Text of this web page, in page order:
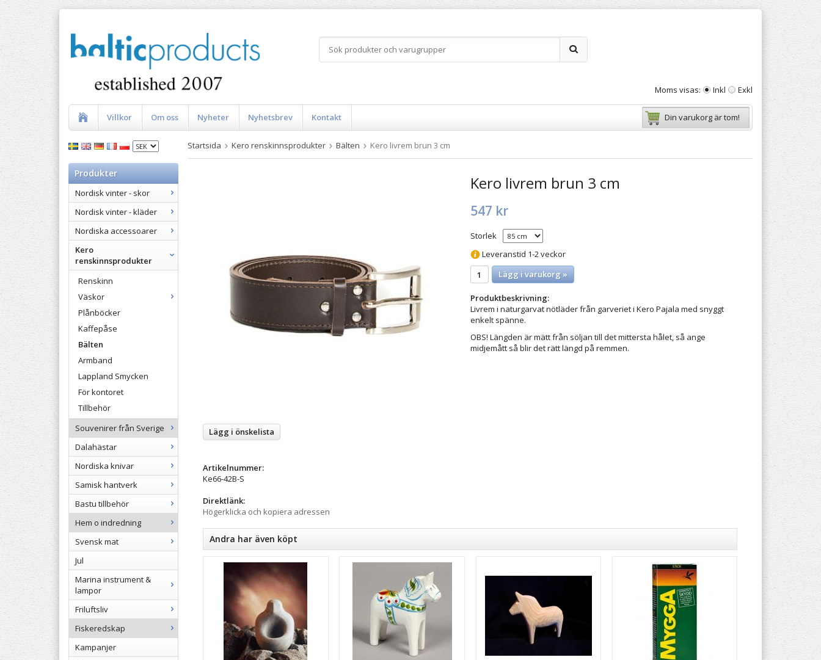
Moms visas: Inkl Exkl
Villkor Om oss Nyheter Nyhetsbrev Kontakt Din varukorg är tom!
Produkter
Nordisk vinter - skor
Nordisk vinter - kläder
Nordiska accessoarer
Kero
renskinnsprodukter
Renskinn
Väskor
Plånböcker
Kaffepåse
Bälten
Armband
Lappland Smycken
För kontoret
Tillbehör
Souvenirer från Sverige
Dalahästar
Nordiska knivar
Samisk hantverk
Bastu tillbehör
Hem o indredning
Svensk mat
Jul
Marina instrument &
lampor
Friluftsliv
Fiskeredskap
Kampanjer
Startsida Kero renskinnsprodukter Bälten Kero livrem brun 3 cm
Kero livrem brun 3 cm
547 kr
Storlek
Leveranstid 1-2 veckor
Lägg i varukorg »
Produktbeskrivning:
Livrem i naturgarvat nötläder från garveriet i Kero Pajala med snyggt
enkelt spänne.
OBS! Längden är mätt från söljan till det mittersta hålet, så ange
midjemått så blir det rätt längd på remmen.
Lägg i önskelista
Artikelnummer:
Ke66-42B-S
Direktlänk:
Högerklicka och kopiera adressen
Andra har även köpt